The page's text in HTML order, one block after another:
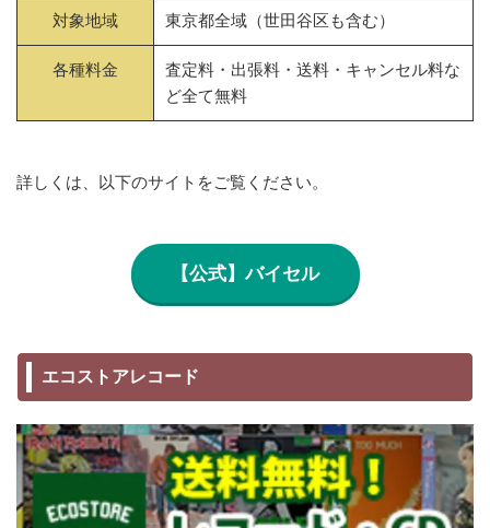
対象地域 東京都全域（世田谷区も含む）
各種料金
査定料・出張料・送料・キャンセル料な
ど全て無料
詳しくは、以下のサイトをご覧ください。
【公式】バイセル
エコストアレコード